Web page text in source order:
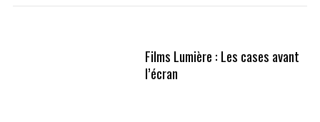
Films Lumière : Les cases avant
l’écran